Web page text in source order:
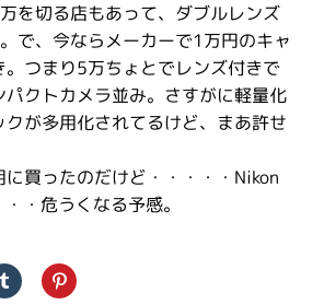
を切る店もあって、ダブルレンズ
で、今ならメーカーで1万円のキャ
。つまり5万ちょとでレンズ付きで
パクトカメラ並み。さすがに軽量化
が多用化されてるけど、まあ許せ
買ったのだけど・・・・・Nikon
・危うくなる予感。